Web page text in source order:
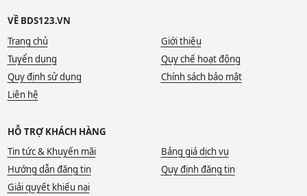
VỀ BDS123.VN
Trang chủ
Giới thiệu
Tuyển dụng
Quy chế hoạt động
Quy định sử dụng
Chính sách bảo mật
Liên hệ
HỖ TRỢ KHÁCH HÀNG
Tin tức & Khuyến mãi
Bảng giá dịch vụ
Hướng dẫn đăng tin
Quy định đăng tin
Giải quyết khiếu nại